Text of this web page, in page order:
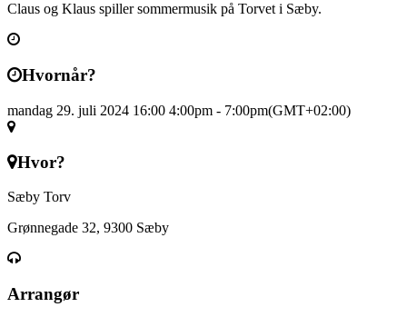
Claus og Klaus spiller sommermusik på Torvet i Sæby.
Hvornår?
mandag 29. juli 2024 16:00 4:00pm - 7:00pm(GMT+02:00)
Hvor?
Sæby Torv
Grønnegade 32, 9300 Sæby
Arrangør